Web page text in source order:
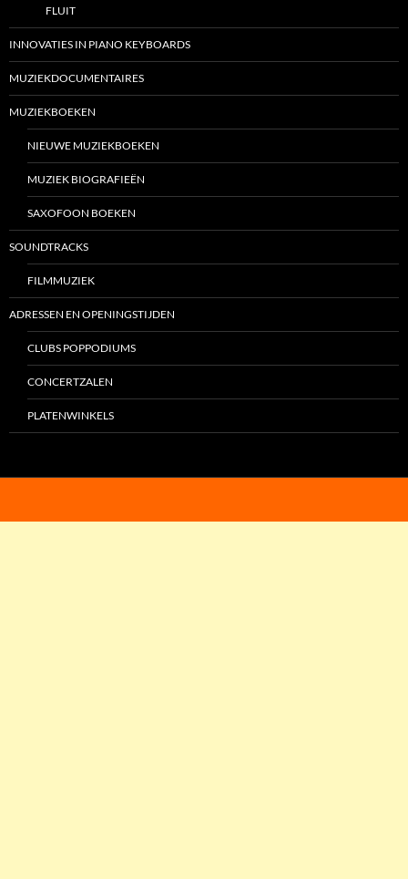
FLUIT
INNOVATIES IN PIANO KEYBOARDS
MUZIEKDOCUMENTAIRES
MUZIEKBOEKEN
NIEUWE MUZIEKBOEKEN
MUZIEK BIOGRAFIEËN
SAXOFOON BOEKEN
SOUNDTRACKS
FILMMUZIEK
ADRESSEN EN OPENINGSTIJDEN
CLUBS POPPODIUMS
CONCERTZALEN
PLATENWINKELS